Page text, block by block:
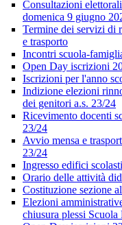
Consultazioni
domenica 9 giugno
Termine dei servizi di
e trasporto
Incontri scuola-
Open Day iscrizioni
Iscrizioni per l'anno
Indizione elezioni
dei genitori a.s. 23/24
Ricevimento docenti
23/24
Avvio mensa e
23/24
Ingresso edifici
Orario delle attività
Costituzione sezione
Elezioni
chiusura plessi Scuola